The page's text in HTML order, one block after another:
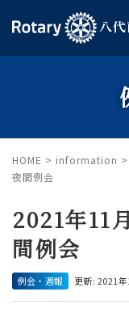
HOME > information >
夜間例会
2021年11
間例会
例会・週報 更新: 2021